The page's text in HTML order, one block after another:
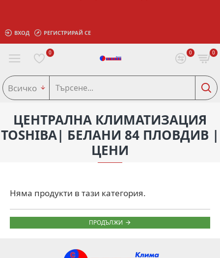
ВХОД РЕГИСТРИРАЙ СЕ
0 0 0
Всичко
ЦЕНТРАЛНА КЛИМАТИЗАЦИЯ
TOSHIBA| БЕЛАНИ 84 ПЛОВДИВ |
ЦЕНИ
Няма продукти в тази категория.
ПРОДЪЛЖИ